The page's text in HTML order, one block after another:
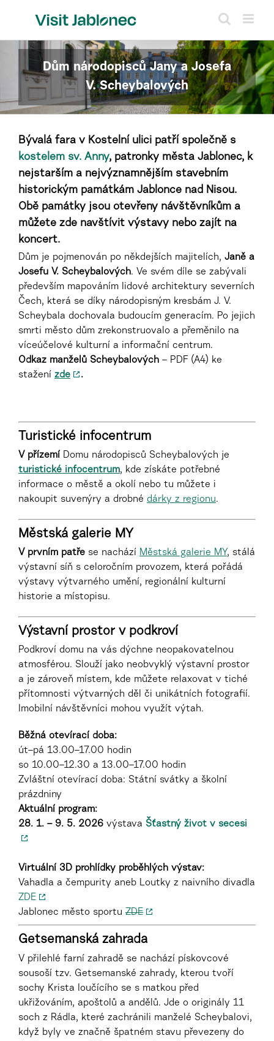
Dům národopisců Jany a Josefa
V. Scheybalových
Bývalá fara v Kostelní ulici patří společně s
kostelem sv. Anny, patronky města Jablonec, k
nejstarším a nejvýznamnějším stavebním
historickým památkám Jablonce nad Nisou.
Obě památky jsou otevřeny návštěvníkům a
můžete zde navštívit výstavy nebo zajít na
koncert.
Dům je pojmenován po někdejších majitelích, Janě a
Josefu V. Scheybalových. Ve svém díle se zabývali
především mapováním lidové architektury severních
Čech, která se díky národopisným kresbám J. V.
Scheybala dochovala budoucím generacím. Po jejich
smrti město dům zrekonstruovalo a přeměnilo na
víceúčelové kulturní a informační centrum.
Odkaz manželů Scheybalových – PDF (A4) ke
stažení zde .
Turistické infocentrum
V přízemí Domu národopisců Scheybalových je
turistické infocentrum, kde získáte potřebné
informace o městě a okolí nebo tu můžete i
nakoupit suvenýry a drobné dárky z regionu.
Městská galerie MY
V prvním patře se nachází Městská galerie MY, stálá
výstavní síň s celoročním provozem, která pořádá
výstavy výtvarného umění, regionální kulturní
historie a místopisu.
Výstavní prostor v podkroví
Podkroví domu na vás dýchne neopakovatelnou
atmosférou. Slouží jako neobvyklý výstavní prostor
a je zároveň místem, kde můžete relaxovat v tiché
přítomnosti výtvarných děl či unikátních fotografií.
Imobilní návštěvníci mohou využít výtah.
Běžná otevírací doba:
út–pá 13.00–17.00 hodin
so 10.00–12.30 a 13.00–17.00 hodin
Zvláštní otevírací doba: Státní svátky a školní
prázdniny
Aktuální program:
28. 1. – 9. 5. 2026 výstava Šťastný život v secesi
Virtuální 3D prohlídky proběhlých výstav:
Vahadla a čempurity aneb Loutky z naivního divadla
ZDE
Jablonec město sportu ZDE
Getsemanská zahrada
V přilehlé farní zahradě se nachází pískovcové
sousoší tzv. Getsemanské zahrady, kterou tvoří
sochy Krista loučícího se s matkou před
ukřižováním, apoštolů a andělů. Jde o originály 11
soch z Rádla, které zachránili manželé Scheybalovi,
když byly ve značně špatném stavu převezeny do